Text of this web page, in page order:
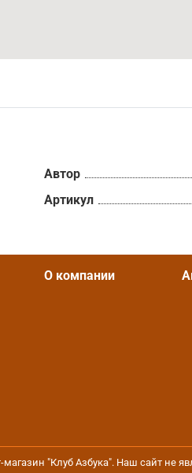
Автор
Артикул
О компании
магазин "Клуб Азбука". Наш сайт не